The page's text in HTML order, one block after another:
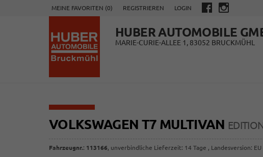
MEINE FAVORITEN (0) REGISTRIEREN LOGIN
HUBER AUTOMOBILE
MARIE-CURIE-ALLEE 1, 83052 BRUCKMÜHL
VOLKSWAGEN T7 MULTIVAN
Fahrzeugnr.: 113166, unverbindliche Lieferzeit: 14 Tage , Landesversion: